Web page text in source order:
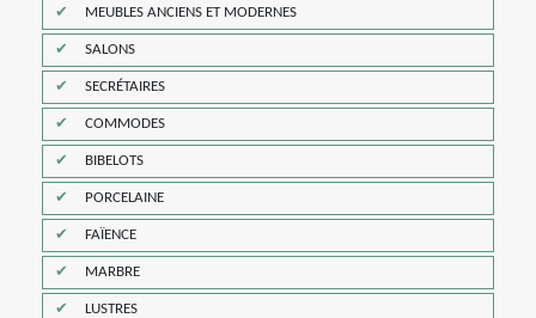
MEUBLES ANCIENS ET MODERNES
SALONS
SECRÉTAIRES
COMMODES
BIBELOTS
PORCELAINE
FAÏENCE
MARBRE
LUSTRES